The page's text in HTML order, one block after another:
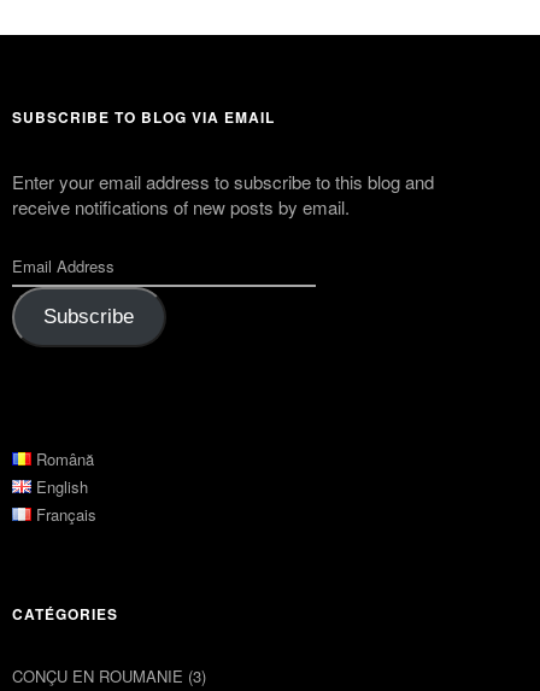
SUBSCRIBE TO BLOG VIA EMAIL
Enter your email address to subscribe to this blog and
receive notifications of new posts by email.
Subscribe
Română
English
Français
CATÉGORIES
CONÇU EN ROUMANIE (3)